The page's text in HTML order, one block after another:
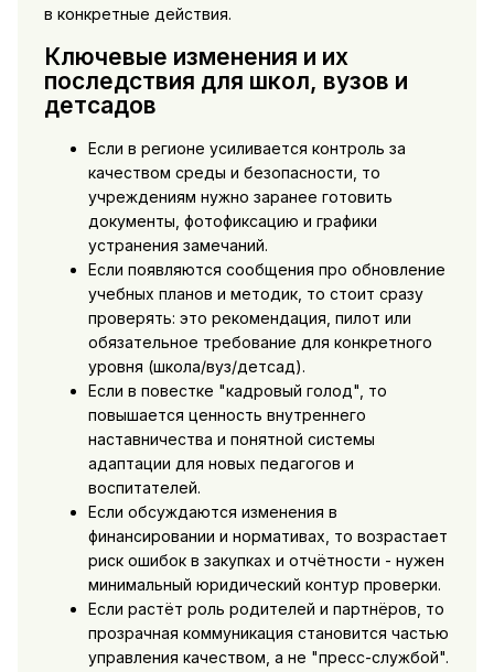
в конкретные действия.
Ключевые изменения и их
последствия для школ, вузов и
детсадов
Если в регионе усиливается контроль за
качеством среды и безопасности, то
учреждениям нужно заранее готовить
документы, фотофиксацию и графики
устранения замечаний.
Если появляются сообщения про обновление
учебных планов и методик, то стоит сразу
проверять: это рекомендация, пилот или
обязательное требование для конкретного
уровня (школа/вуз/детсад).
Если в повестке "кадровый голод", то
повышается ценность внутреннего
наставничества и понятной системы
адаптации для новых педагогов и
воспитателей.
Если обсуждаются изменения в
финансировании и нормативах, то возрастает
риск ошибок в закупках и отчётности - нужен
минимальный юридический контур проверки.
Если растёт роль родителей и партнёров, то
прозрачная коммуникация становится частью
управления качеством, а не "пресс-службой".